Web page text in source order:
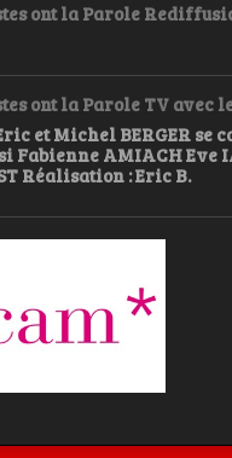
ont la Parole
ont la Parole TV avec
et Michel BERGER se
Fabienne AMIACH Eve
Réalisation : Eric B.